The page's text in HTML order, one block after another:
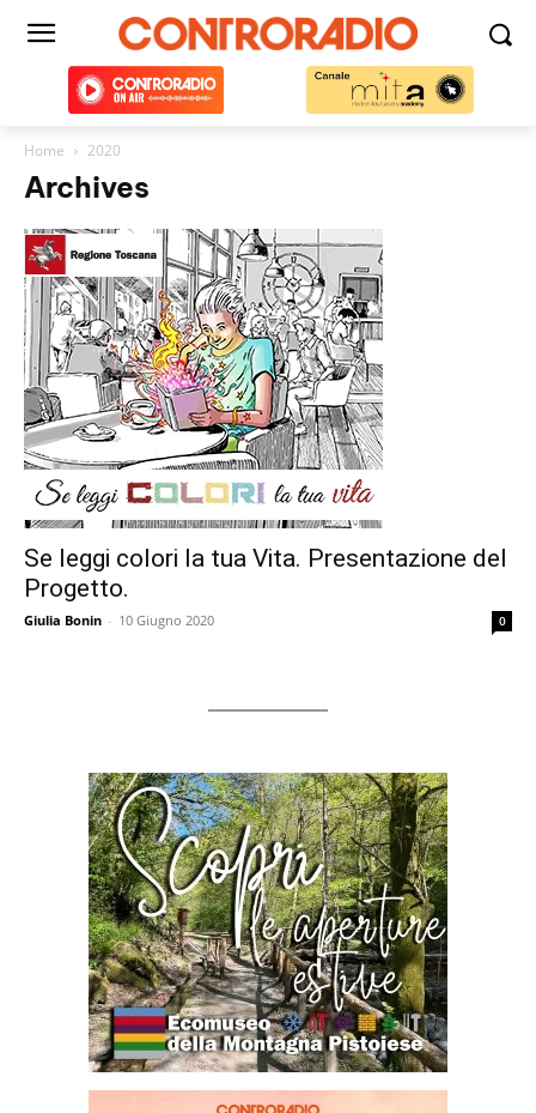
Home 2020
Archives
Se leggi colori la tua Vita. Presentazione del
Progetto.
Giulia Bonin - 10 Giugno 2020 0